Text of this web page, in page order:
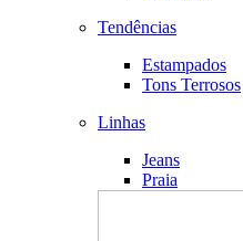
Tendências
Estampados
Tons Terrosos
Linhas
Jeans
Praia